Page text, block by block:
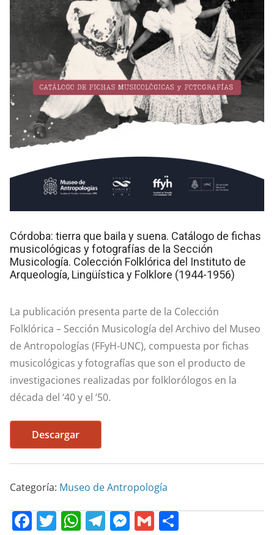
Córdoba: tierra que baila y suena. Catálogo de fichas
musicológicas y fotografías de la Sección
Musicología. Colección Folklórica del Instituto de
Arqueología, Lingüística y Folklore (1944-1956)
La publicación presenta parte de la Colección
Folklórica – Sección Musicología del Archivo del Museo
de Antropologías (FFyH-UNC), compuesta por fichas
musicológicas y fotografías que son el producto de
investigaciones realizadas por folklorólogos en la
década del ‘40 y el ‘50.
Descargar
Categoría: Museo de Antropología
F T W T M G